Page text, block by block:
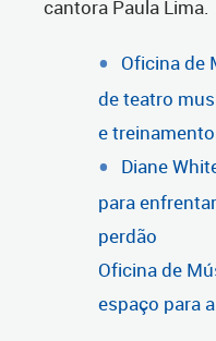
cantora Paula Lima.
Oficina de
de teatro
e
Diane
para
perdão
Oficina de
espaço para